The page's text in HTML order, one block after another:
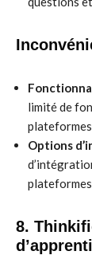
limité de
Options
8.